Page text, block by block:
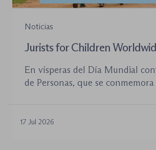
Noticias
Jurists for Children
para combatir la trata de
defender el Estado de
En vísperas del Día Mundial
de Personas, que se conmemora
la World Jurist Association (WJA)
17 Jul 2026